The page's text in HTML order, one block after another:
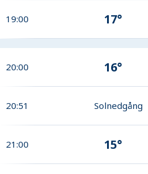
19:00 17°
20:00 16°
20:51 Solnedgång
21:00 15°